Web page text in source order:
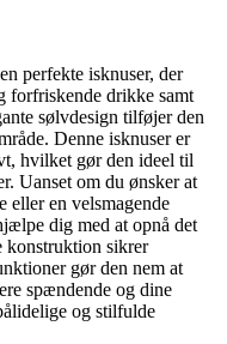
perfekte isknuser, der
forfriskende drikke samt
sølvdesign tilføjer den
Denne isknuser er
hvilket gør den ideel til
Uanset om du ønsker at
eller en velsmagende
dig med at opnå det
konstruktion sikrer
gør den nem at
spændende og dine
og stilfulde